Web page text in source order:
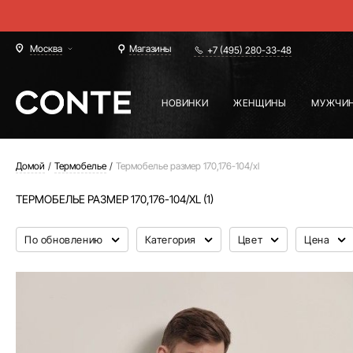
Москва Магазины +7 (495) 280-33-48
НОВИНКИ ЖЕНЩИНЫ
Домой Термобелье Термобелье размер 170,176-104/xl
ТЕРМОБЕЛЬЕ РАЗМЕР 170,176-104/XL (1)
По обновлению Категория Цвет Цена